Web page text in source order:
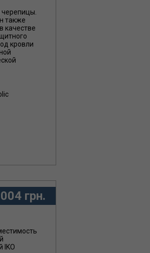
черепицы.
также
качестве
кровли
грн.
IKO